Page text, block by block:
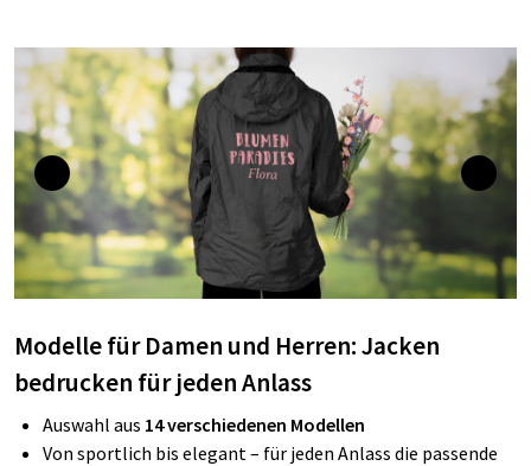
Modelle für Damen und Herren: Jacken
bedrucken für jeden Anlass
Auswahl aus 14 verschiedenen Modellen
Von sportlich bis elegant – für jeden Anlass die passende